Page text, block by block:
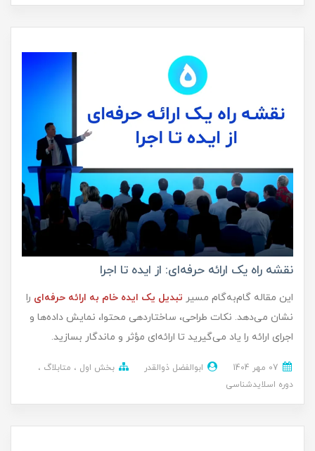
نقشه راه یک ارائه حرفه‌ای: از ایده تا اجرا
این مقاله گام‌به‌گام مسیر تبدیل یک ایده خام به ارائه حرفه‌ای را
نشان می‌دهد. نکات طراحی، ساختاردهی محتوا، نمایش داده‌ها و
اجرای ارائه را یاد می‌گیرید تا ارائه‌ای مؤثر و ماندگار بسازید.
ابوالفضل ذوالقدر بخش اول
متابلاگ
دوره اسلایدشناسی